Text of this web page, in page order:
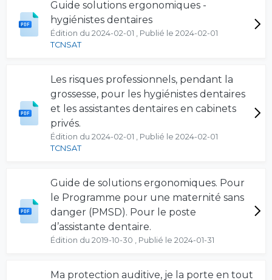
Guide solutions ergonomiques -
hygiénistes dentaires
Édition du 2024-02-01 , Publié le 2024-02-01
TCNSAT
Les risques professionnels, pendant la
grossesse, pour les hygiénistes dentaires
et les assistantes dentaires en cabinets
privés.
Édition du 2024-02-01 , Publié le 2024-02-01
TCNSAT
Guide de solutions ergonomiques. Pour
le Programme pour une maternité sans
danger (PMSD). Pour le poste
d’assistante dentaire.
Édition du 2019-10-30 , Publié le 2024-01-31
Ma protection auditive, je la porte en tout